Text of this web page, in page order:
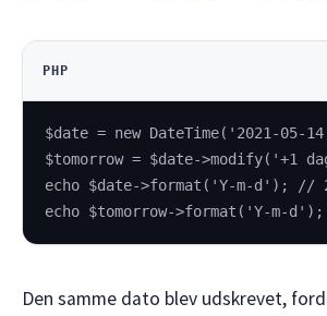
PHP
$date = new DateTime('2021-05-
$tomorrow = $date->modify('+1
echo $date->format('Y-m-d'); //
echo $tomorrow->format('Y-m-
Den samme dato blev udskrevet,